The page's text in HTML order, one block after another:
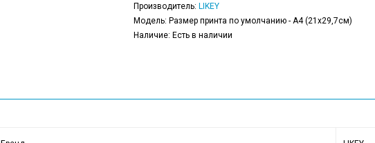
Производитель: LIKEY
Модель: Размер принта по умолчанию - А4 (21x29,7см)
Наличие: Есть в наличии